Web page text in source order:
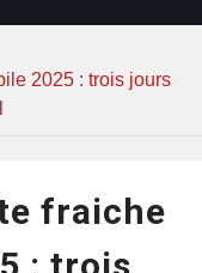
2025 : trois jours
fraiche